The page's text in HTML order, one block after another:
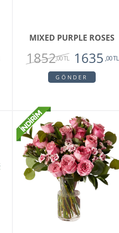
MIXED PURPLE ROSES
1852,00 TL 1635 ,00 TL
GÖNDER